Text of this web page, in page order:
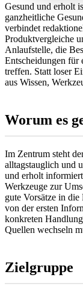
Gesund und erholt
ganzheitliche
verbindet
Produktvergleiche
Anlaufstelle, die
Entscheidungen für
treffen. Statt loser
aus Wissen,
Worum es
Im Zentrum steht
alltagstauglich und
und erholt
Werkzeuge zur
gute Vorsätze in die
von der ersten
konkreten
Quellen wechseln
Zielgruppe